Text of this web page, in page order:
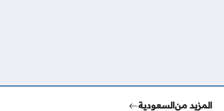
المزيد منالسعودية